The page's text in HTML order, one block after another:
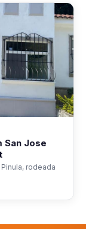
San Jose
rodeada